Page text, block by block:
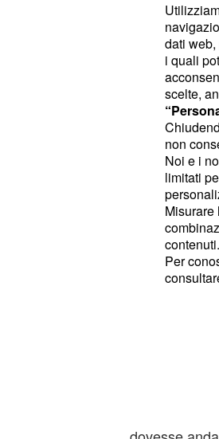
Non dirò
Intanto
Chelsea. Il
chiaro ai
possiamo
giocatori
,
dovremo
dati
i quali
scelte,
non
Noi e i
limitati
contenuti.
Per